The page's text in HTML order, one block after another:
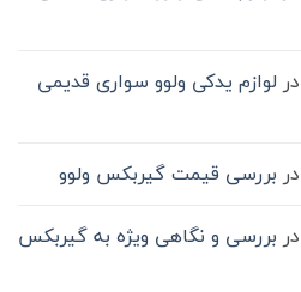
در لوازم یدکی ولوو سواری قدیمی
در بررسی قیمت گیربکس ولوو
در بررسی و نگاهی ویژه به گیربکس